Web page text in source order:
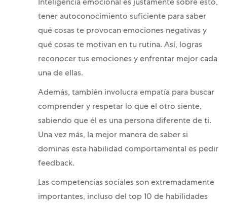
Inteligencia emocional es justamente sobre esto,
tener autoconocimiento suficiente para saber
qué cosas te provocan emociones negativas y
qué cosas te motivan en tu rutina. Así, logras
reconocer tus emociones y enfrentar mejor cada
una de ellas.
Además, también involucra empatía para buscar
comprender y respetar lo que el otro siente,
sabiendo que él es una persona diferente de ti.
Una vez más, la mejor manera de saber si
dominas esta habilidad comportamental es pedir
feedback.
Las competencias sociales son extremadamente
importantes, incluso del top 10 de habilidades